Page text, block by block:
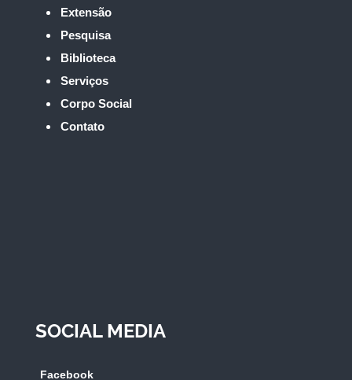
Extensão
Pesquisa
Biblioteca
Serviços
Corpo Social
Contato
SOCIAL MEDIA
Facebook